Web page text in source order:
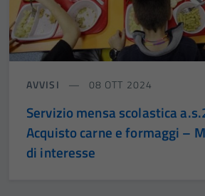
AVVISI 08 OTT 2024
Servizio mensa scolastica
Acquisto carne e formaggi –
di interesse
del